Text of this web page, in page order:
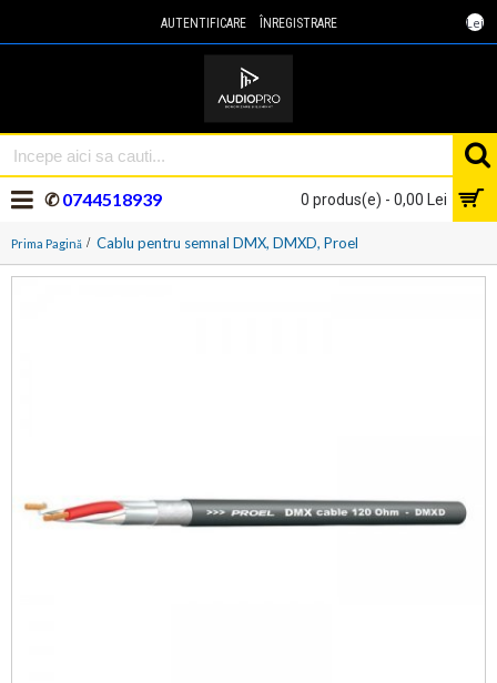
Lei
AUTENTIFICARE ÎNREGISTRARE
0 produs(e) - 0,00 Lei
✆0744518939
Prima Pagină Cablu pentru semnal DMX, DMXD, Proel